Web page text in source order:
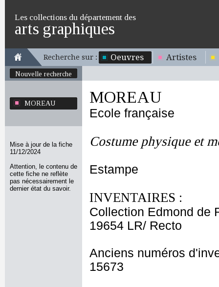
Les collections du département des
arts graphiques
Recherche sur : Oeuvres Artistes
Nouvelle recherche
MOREAU
Mise à jour de la fiche
11/12/2024
Attention, le contenu de
cette fiche ne reflète
pas nécessairement le
dernier état du savoir.
MOREAU
Ecole française
Costume physique et
Estampe
INVENTAIRES :
Collection Edmond de
19654 LR/ Recto
Anciens numéros
15673